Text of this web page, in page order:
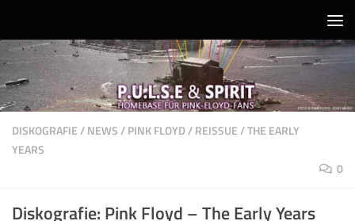
DISKOGRAFIE/NEWS/PINK FLOYD/REISSUE/THE EARLY
YEARS
0
Diskografie: Pink Floyd – The Early Years